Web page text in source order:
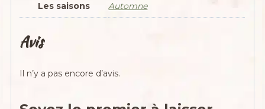
Les saisons Automne
Avis
Il n’y a pas encore d’avis.